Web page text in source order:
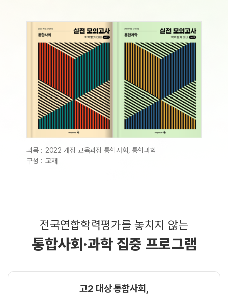
과목 : 2022 개정 교육과정 통합사회, 통합과학
구성 : 교재
전국연합학력평가를 놓치지 않는
통합사회·과학 집중 프로그램
고2 대상 통합사회,